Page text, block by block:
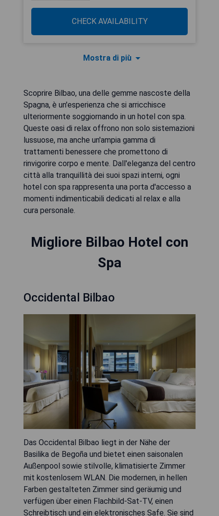
CHECK AVAILABILITY
Mostra di più
Scoprire Bilbao, una delle gemme nascoste della
Spagna, è un'esperienza che si arricchisce
ulteriormente soggiornando in un hotel con spa.
Queste oasi di relax offrono non solo sistemazioni
lussuose, ma anche un'ampia gamma di
trattamenti benessere che promettono di
rinvigorire corpo e mente. Dall'eleganza del centro
città alla tranquillità dei suoi spazi interni, ogni
hotel con spa rappresenta una porta d'accesso a
momenti indimenticabili dedicati al relax e alla
cura personale.
Migliore Bilbao Hotel con
Spa
Occidental Bilbao
Das Occidental Bilbao liegt in der Nähe der
Basilika de Begoña und bietet einen saisonalen
Außenpool sowie stilvolle, klimatisierte Zimmer
mit kostenlosem WLAN. Die modernen, in hellen
Farben gestalteten Zimmer sind geräumig und
verfügen über einen Flachbild-Sat-TV, einen
Schreibtisch und ein elektronisches Safe. Sie sind